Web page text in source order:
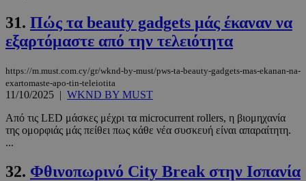
31. Πώς τα beauty gadgets μάς έκαναν να
εξαρτόμαστε από την τελειότητα
https://m.must.com.cy/gr/wknd-by-must/pws-ta-beauty-gadgets-mas-ekanan-na-
exartomaste-apo-tin-teleiotita
11/10/2025 | WKND BY MUST
Από τις LED μάσκες μέχρι τα microcurrent rollers, η βιομηχανία
της ομορφιάς μάς πείθει πως κάθε νέα συσκευή είναι απαραίτητη.
...
32. Φθινοπωρινό City Break στην Ισπανία